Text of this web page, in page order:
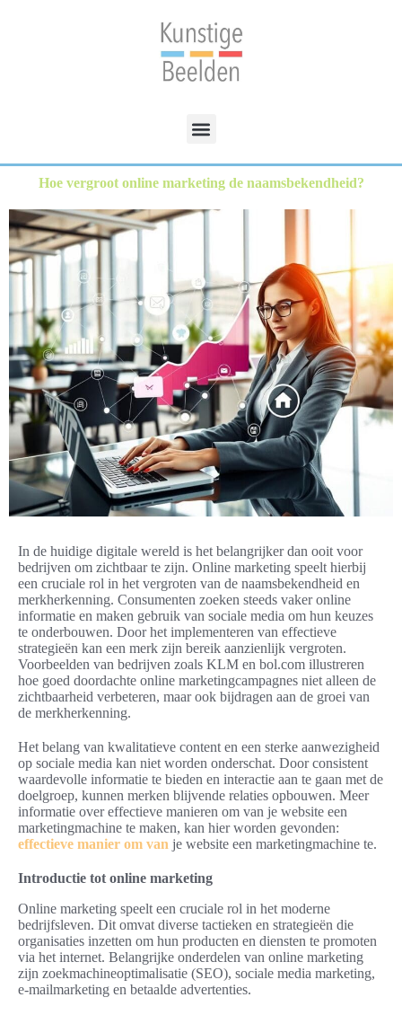
Hoe vergroot online marketing de naamsbekendheid?
In de huidige digitale wereld is het belangrijker dan ooit voor
bedrijven om zichtbaar te zijn. Online marketing speelt hierbij
een cruciale rol in het vergroten van de naamsbekendheid en
merkherkenning. Consumenten zoeken steeds vaker online
informatie en maken gebruik van sociale media om hun keuzes
te onderbouwen. Door het implementeren van effectieve
strategieën kan een merk zijn bereik aanzienlijk vergroten.
Voorbeelden van bedrijven zoals KLM en bol.com illustreren
hoe goed doordachte online marketingcampagnes niet alleen de
zichtbaarheid verbeteren, maar ook bijdragen aan de groei van
de merkherkenning.
Het belang van kwalitatieve content en een sterke aanwezigheid
op sociale media kan niet worden onderschat. Door consistent
waardevolle informatie te bieden en interactie aan te gaan met de
doelgroep, kunnen merken blijvende relaties opbouwen. Meer
informatie over effectieve manieren om van je website een
marketingmachine te maken, kan hier worden gevonden:
effectieve manier om van je website een marketingmachine te.
Introductie tot online marketing
Online marketing speelt een cruciale rol in het moderne
bedrijfsleven. Dit omvat diverse tactieken en strategieën die
organisaties inzetten om hun producten en diensten te promoten
via het internet. Belangrijke onderdelen van online marketing
zijn zoekmachineoptimalisatie (SEO), sociale media marketing,
e-mailmarketing en betaalde advertenties.